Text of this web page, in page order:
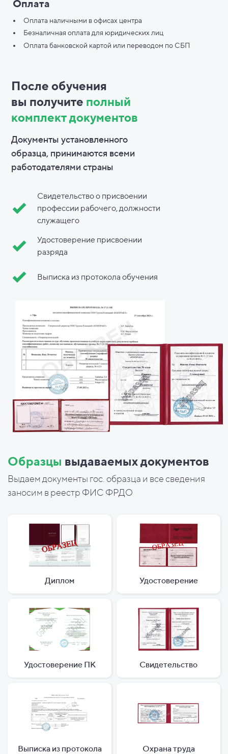
Оплата
Оплата наличными в офисах центра
Безналичная оплата для юридических лиц
Оплата банковской картой или переводом по СБП
После обучения
вы получите полный
комплект документов
Документы установленного
образца, принимаются всеми
работодателями страны
Свидетельство о присвоении
профессии рабочего, должности
служащего
Удостоверение присвоении
разряда
Выписка из протокола обучения
Образцы выдаваемых документов
Выдаем документы гос. образца и все сведения
заносим в реестр ФИС ФРДО
Диплом Удостоверение
Удостоверение ПК Свидетельство
Выписка из протокола Охрана труда